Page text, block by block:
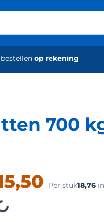
op rekening
700
Per stuk18,76